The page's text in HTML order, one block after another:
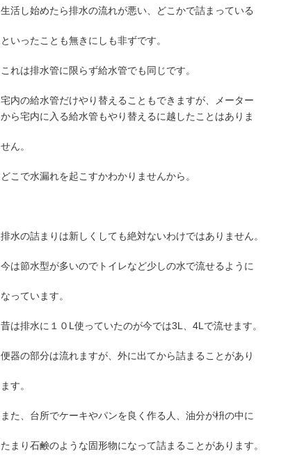
生活し始めたら排水の流れが悪い、どこかで詰まっている
といったことも無きにしも非ずです。
これは排水管に限らず給水管でも同じです。
宅内の給水管だけやり替えることもできますが、メーター
から宅内に入る給水管もやり替えるに越したことはありま
せん。
どこで水漏れを起こすかわかりませんから。
排水の詰まりは新しくしても絶対ないわけではありません。
今は節水型が多いのでトイレなど少しの水で流せるように
なっています。
昔は排水に１０L使っていたのが今では3L、4Lで流せます。
便器の部分は流れますが、外に出てから詰まることがあり
ます。
また、台所でケーキやパンを良く作る人、油分が枡の中に
たまり石鹸のような固形物になって詰まることがあります。